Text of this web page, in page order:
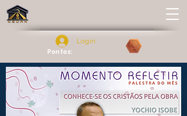
Login
Pontos: